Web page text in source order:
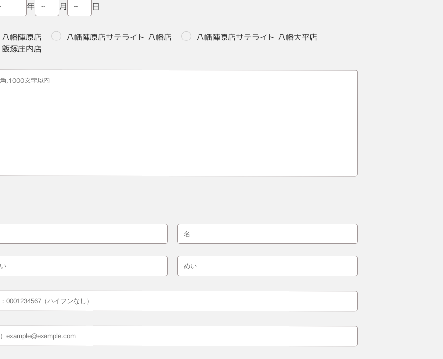
年 月 日
八幡陣原店 八幡陣原店サテライト 八幡店 八幡陣原店サテライト 八幡大平店
飯塚庄内店